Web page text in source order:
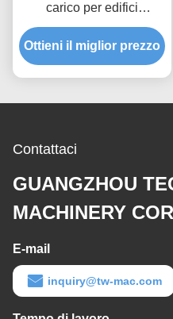
carico per edifici
galvanizzazione a caldo
MLP4200
Ottieni il miglior prezzo
Contattaci
GUANGZHOU
MACHINERY
E-mail
inquiry@tw-mac.com